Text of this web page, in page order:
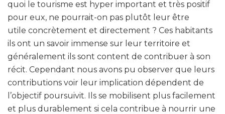
quoi le tourisme est hyper important et très positif
pour eux, ne pourrait-on pas plutôt leur être
utile concrètement et directement ? Ces habitants
ils ont un savoir immense sur leur territoire et
généralement ils sont content de contribuer à son
récit. Cependant nous avons pu observer que leurs
contributions voir leur implication dépendent de
l’objectif poursuivit. Ils se mobilisent plus facilement
et plus durablement si cela contribue à nourrir une